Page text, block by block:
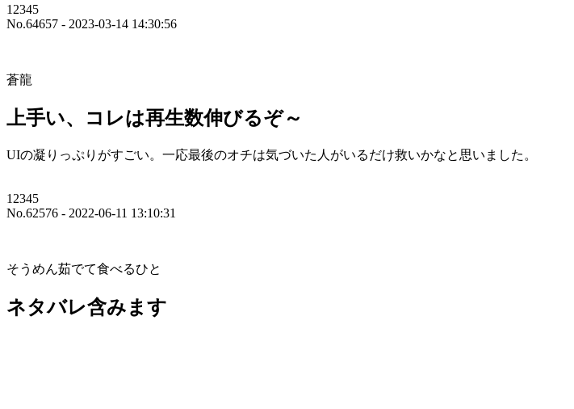
12345
No.64657 - 2023-03-14 14:30:56
蒼龍
上手い、コレは再生数伸びるぞ～
UIの凝りっぷりがすごい。一応最後のオチは気づいた人がいるだけ救いかなと思いました。
12345
No.62576 - 2022-06-11 13:10:31
そうめん茹でて食べるひと
ネタバレ含みます